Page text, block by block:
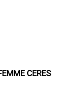
CERES